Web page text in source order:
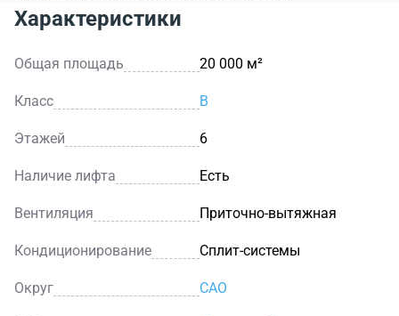
Характеристики
Общая площадь 20 000 м²
Класс B
Этажей 6
Наличие лифта Есть
Вентиляция Приточно-вытяжная
Кондиционирование Сплит-системы
Округ САО